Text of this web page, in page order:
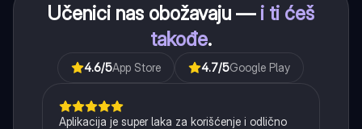
Učenici nas obožavaju — i ti ćeš
takođe.
4.6/5App Store 4.7/5Google Play
Aplikacija je super laka za korišćenje i odlično